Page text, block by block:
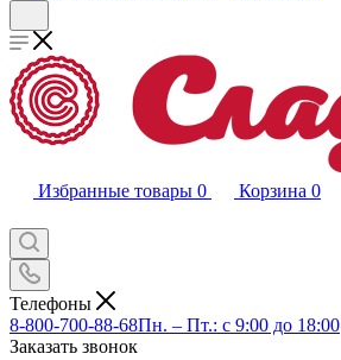
Избранные товары 0 Корзина 0
Телефоны
8-800-700-88-68Пн. – Пт.: с 9:00 до 18:00
Заказать звонок